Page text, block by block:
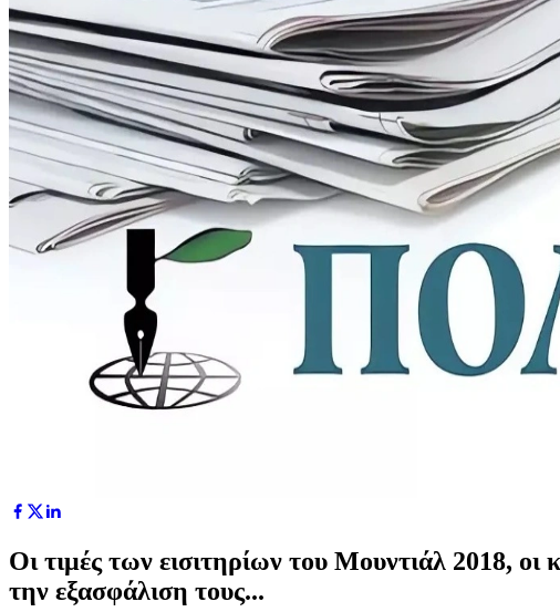
Oι τιμές των εισιτηρίων του Μουντιάλ 2018, οι
την εξασφάλιση τους...